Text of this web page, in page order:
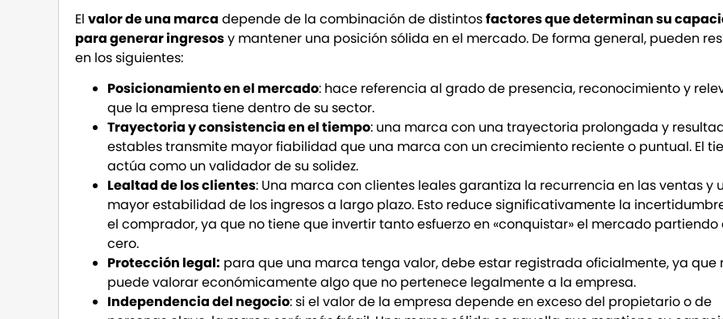
El valor de una marca depende de la combinación de distintosfactores que determinan su
para generar ingresosy mantener una posición sólida en el mercado. De forma general, pueden
en los siguientes:
Posicionamiento en el mercado: hace referencia al grado de presencia, reconocimiento y
que la empresa tiene dentro de su sector.
Trayectoria y consistencia en el tiempo: una marca con una trayectoria prolongada y
estables transmite mayor fiabilidad que una marca con un crecimiento reciente o puntual. El
actúa como un validador de su solidez.
Lealtad de los clientes: Una marca con clientes leales garantiza la recurrencia en las ventas y
mayor estabilidad de los ingresos a largo plazo. Esto reduce significativamente la
el comprador, ya que no tiene que invertir tanto esfuerzo en «conquistar» el mercado partiendo
cero.
Protección legal: para que una marca tenga valor, debe estar registrada oficialmente, ya que
puede valorar económicamente algo que no pertenece legalmente a la empresa.
Independencia del negocio: si el valor de la empresa depende en exceso del propietario o de